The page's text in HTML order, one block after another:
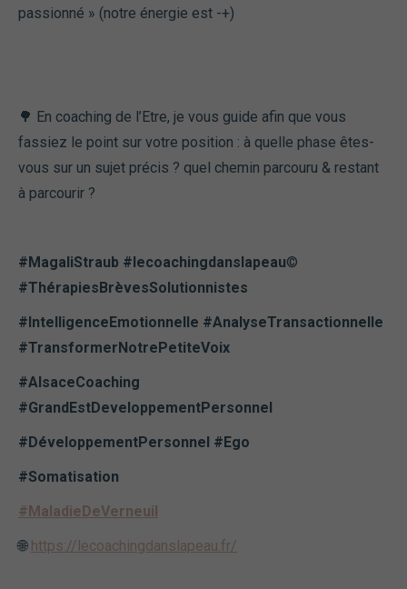
passionné » (notre énergie est -+)
🌳 En coaching de l’Etre, je vous guide afin que vous
fassiez le point sur votre position : à quelle phase êtes-
vous sur un sujet précis ? quel chemin parcouru & restant
à parcourir ?
#MagaliStraub #lecoachingdanslapeau©️
#ThérapiesBrèvesSolutionnistes
#IntelligenceEmotionnelle #AnalyseTransactionnelle
#TransformerNotrePetiteVoix
#AlsaceCoaching
#GrandEstDeveloppementPersonnel
#DéveloppementPersonnel #Ego
#Somatisation
#MaladieDeVerneuil
🌐 https://lecoachingdanslapeau.fr/